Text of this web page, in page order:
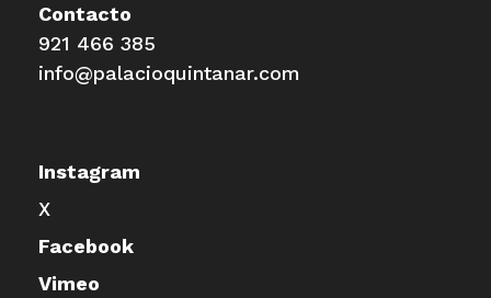
Contacto
921 466 385
info@palacioquintanar.com
Instagram
X
Facebook
Vimeo